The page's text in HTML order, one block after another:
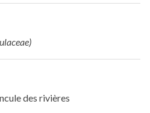
des rivières